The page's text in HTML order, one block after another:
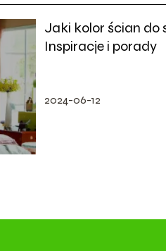
Jaki kolor ścian do
Inspiracje i porady
2024-06-12